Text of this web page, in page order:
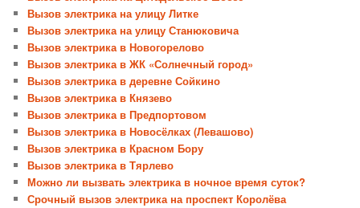
Вызов электрика на улицу Литке
Вызов электрика на улицу Станюковича
Вызов электрика в Новогорелово
Вызов электрика в ЖК «Солнечный город»
Вызов электрика в деревне Сойкино
Вызов электрика в Князево
Вызов электрика в Предпортовом
Вызов электрика в Новосёлках (Левашово)
Вызов электрика в Красном Бору
Вызов электрика в Тярлево
Можно ли вызвать электрика в ночное время суток?
Срочный вызов электрика на проспект Королёва